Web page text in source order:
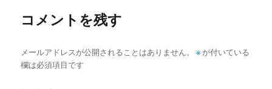
コメントを残す
メールアドレスが公開されることはありません。 ※が付いている
欄は必須項目です